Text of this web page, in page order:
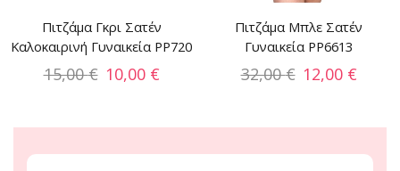
Πιτζάμα Γκρι Σατέν
Καλοκαιρινή Γυναικεία PP720
15,00€ 10,00 €
Πιτζάμα Μπλε Σατέν
Γυναικεία PP6613
32,00€ 12,00 €